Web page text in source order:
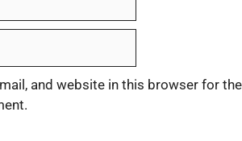
and website in this browser for the